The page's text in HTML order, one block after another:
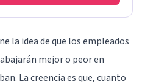
la idea de que los empleados
mejor o peor en
La creencia es que, cuanto